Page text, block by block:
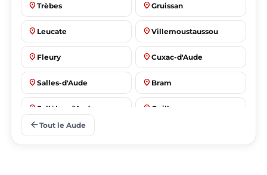
place Trèbes place Gruissan
place Leucate place Villemoustaussou
place Fleury place Cuxac-d'Aude
place Salles-d'Aude place Bram
place Sallèles-d'Aude place Quillan
arrow_back Tout le Aude